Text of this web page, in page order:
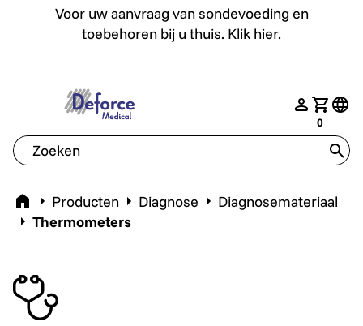
Voor uw aanvraag van sondevoeding en
toebehoren bij u thuis. Klik hier.
Voor uw aanvraag van sondevoeding en toebehoren bij
nav.login
Jouw
0
deforce.togglemenu
Home Producten Diagnose
Diagnosemateriaal
Thermometers